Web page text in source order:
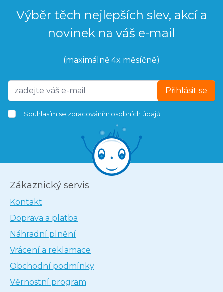
Výběr těch nejlepších slev, akcí a
novinek na váš e-mail
(maximálně 4x měsíčně)
Přihlásit se
Souhlasím se zpracováním osobních údajů
Zákaznický servis
Kontakt
Doprava a platba
Náhradní plnění
Vrácení a reklamace
Obchodní podmínky
Věrnostní program